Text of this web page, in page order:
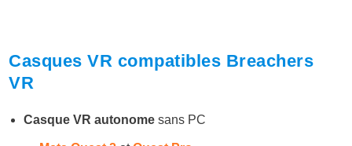
Casques VR compatibles Breachers
VR
Casque VR autonome sans PC